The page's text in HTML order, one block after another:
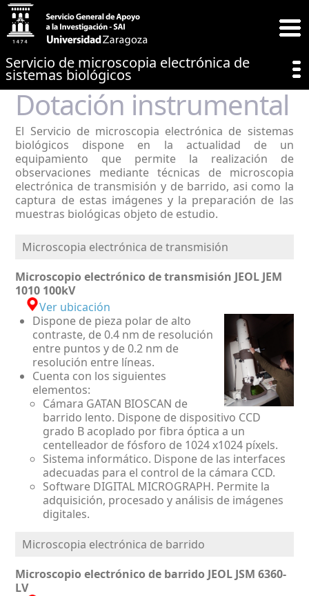
Servicio de microscopia electrónica de
sistemas biológicos
Dotación instrumental
El Servicio de microscopia electrónica de sistemas
biológicos dispone en la actualidad de un
equipamiento que permite la realización de
observaciones mediante técnicas de microscopia
electrónica de transmisión y de barrido, asi como la
captura de estas imágenes y la preparación de las
muestras biológicas objeto de estudio.
Microscopia electrónica de transmisión
Microscopio electrónico de transmisión JEOL JEM
1010 100kV
Ver ubicación
Dispone de pieza polar de alto
contraste, de 0.4 nm de resolución
entre puntos y de 0.2 nm de
resolución entre líneas.
Cuenta con los siguientes
elementos:
Cámara GATAN BIOSCAN de
barrido lento. Dispone de dispositivo CCD
grado B acoplado por fibra óptica a un
centelleador de fósforo de 1024 x1024 píxels.
Sistema informático. Dispone de las interfaces
adecuadas para el control de la cámara CCD.
Software DIGITAL MICROGRAPH. Permite la
adquisición, procesado y análisis de imágenes
digitales.
Microscopia electrónica de barrido
Microscopio electrónico de barrido JEOL JSM 6360-
LV